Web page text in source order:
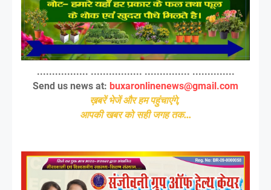
................. ................. ............... ..............
Send us news at: buxaronlinenews@gmail.com
ख़बरें भेजें और हम पहुंचाएंगे,
आपकी खबर को सही जगह तक...